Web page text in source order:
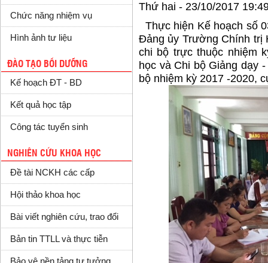
Chức năng nhiệm vụ
Hình ảnh tư liệu
ĐÀO TẠO BỒI DƯỠNG
Kế hoạch ĐT - BD
Kết quả học tập
Công tác tuyển sinh
NGHIÊN CỨU KHOA HỌC
Đề tài NCKH các cấp
Hội thảo khoa học
Bài viết nghiên cứu, trao đổi
Bản tin TTLL và thực tiễn
Bảo vệ nền tảng tư tưởng
Thứ hai - 23/10/2017
Thực hiện Kế hoạch số
Đảng ủy Trường Chính trị
chi bộ trực thuộc nhiệm
học và Chi bộ Giảng dạy
bộ nhiệm kỳ 2017 -2020,